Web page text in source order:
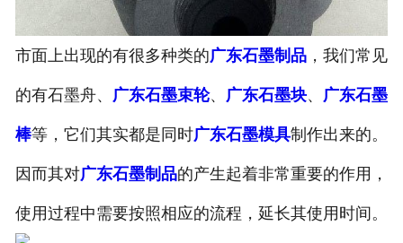
市面上出现的有很多种类的广东石墨制品，我们常见
的有石墨舟、 广东石墨束轮、 广东石墨块、 广东石墨
棒等，它们其实都是同时广东石墨模具制作出来的。
因而其对广东石墨制品的产生起着非常重要的作用，
使用过程中需要按照相应的流程，延长其使用时间。